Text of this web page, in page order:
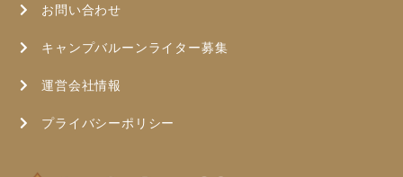
お問い合わせ
キャンプバルーンライター募集
運営会社情報
プライバシーポリシー